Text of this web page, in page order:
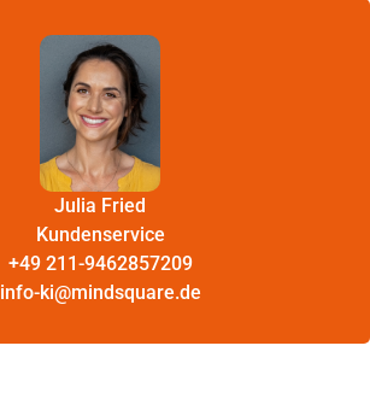
Julia Fried
Kundenservice
+49 211-9462857209
info-ki@mindsquare.de